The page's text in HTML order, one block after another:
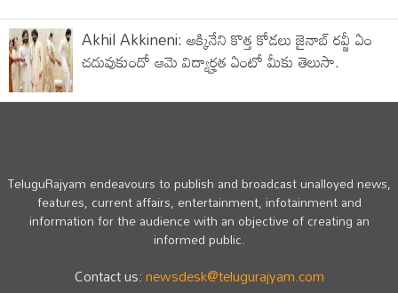
Akhil Akkineni: అక్కినేని కొత్త కోడలు జైనాబ్ రవ్జీ ఏం
చదువుకుందో ఆమె విద్యార్హత ఏంటో మీకు తెలుసా.
TeluguRajyam endeavours to publish and broadcast unalloyed news,
features, current affairs, entertainment, infotainment and
information for the audience with an objective of creating an
informed public.
Contact us:newsdesk@telugurajyam.com